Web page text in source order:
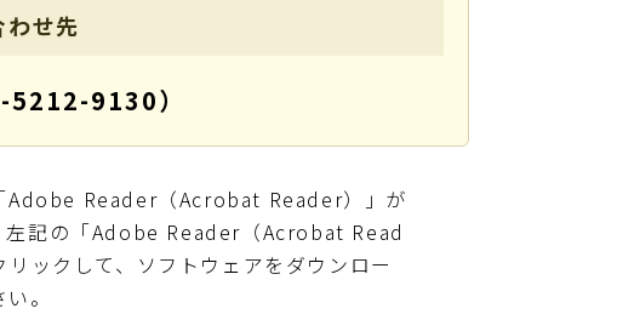
せ先
5212-9130）
Adobe Reader（Acrobat Reader）」が
左記の「Adobe Reader（Acrobat Read
ックして、ソフトウェアをダウンロー
。